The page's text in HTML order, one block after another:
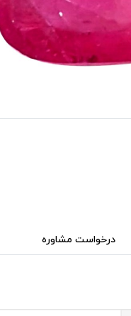
درخواست مشاوره